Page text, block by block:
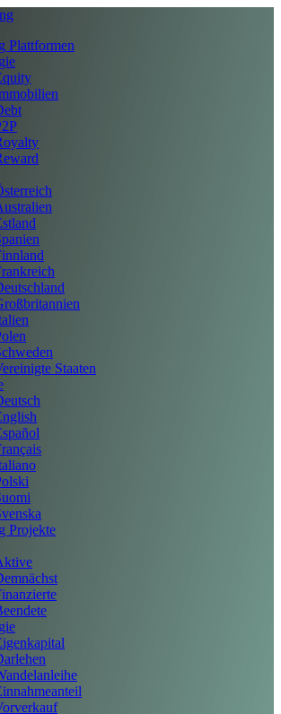
Plattformen
Staaten
Projekte